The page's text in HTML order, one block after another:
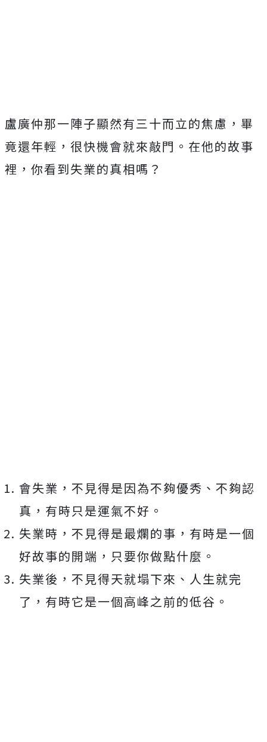
盧廣仲那一陣子顯然有三十而立的焦慮，畢
竟還年輕，很快機會就來敲門。在他的故事
裡，你看到失業的真相嗎？
會失業，不見得是因為不夠優秀、不夠認
真，有時只是運氣不好。
失業時，不見得是最爛的事，有時是一個
好故事的開端，只要你做點什麼。
失業後，不見得天就塌下來、人生就完
了，有時它是一個高峰之前的低谷。